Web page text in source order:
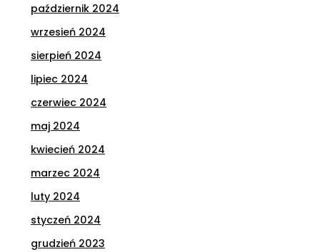
październik 2024
wrzesień 2024
sierpień 2024
lipiec 2024
czerwiec 2024
maj 2024
kwiecień 2024
marzec 2024
luty 2024
styczeń 2024
grudzień 2023